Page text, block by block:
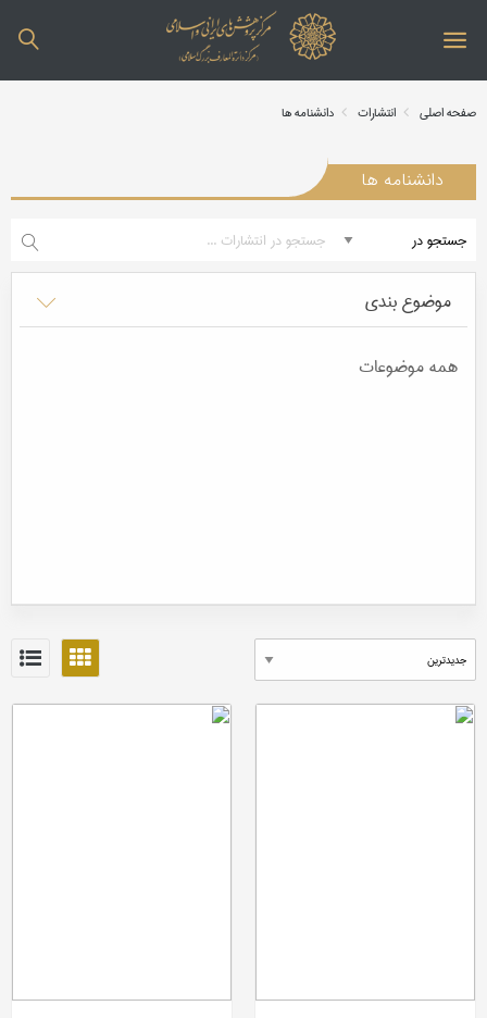
صفحه اصلی انتشارات دانشنامه ها
دانشنامه ها
موضوع بندی
همه موضوعات